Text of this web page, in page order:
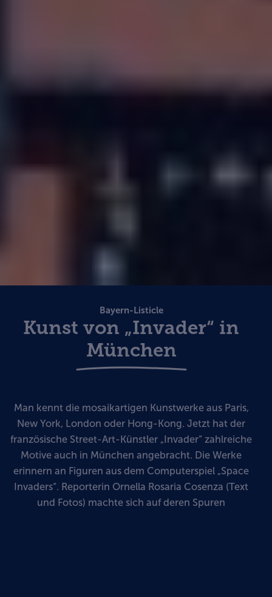
Bayern-Listicle
Kunst von „Invader“ in
München
Man kennt die mosaikartigen Kunstwerke aus Paris,
New York, London oder Hong-Kong. Jetzt hat der
französische Street-Art-Künstler „Invader“ zahlreiche
Motive auch in München angebracht. Die Werke
erinnern an Figuren aus dem Computerspiel „Space
Invaders“. Reporterin Ornella Rosaria Cosenza (Text
und Fotos) machte sich auf deren Spuren